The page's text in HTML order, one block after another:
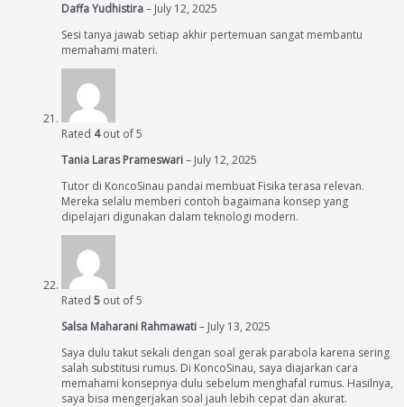
Daffa Yudhistira– July 12, 2025
Sesi tanya jawab setiap akhir pertemuan sangat membantu
memahami materi.
Rated 4out of 5
Tania Laras Prameswari– July 12, 2025
Tutor di KoncoSinau pandai membuat Fisika terasa relevan.
Mereka selalu memberi contoh bagaimana konsep yang
dipelajari digunakan dalam teknologi modern.
Rated 5 out of 5
Salsa Maharani Rahmawati– July 13, 2025
Saya dulu takut sekali dengan soal gerak parabola karena sering
salah substitusi rumus. Di KoncoSinau, saya diajarkan cara
memahami konsepnya dulu sebelum menghafal rumus. Hasilnya,
saya bisa mengerjakan soal jauh lebih cepat dan akurat.